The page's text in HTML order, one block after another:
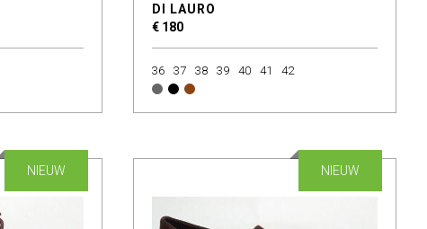
DI LAURO
€ 180
36 37 38 39 40 41 42
NIEUW NIEUW